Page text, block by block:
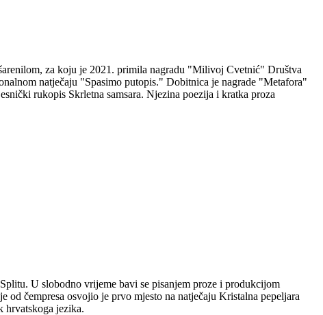
za koju je 2021. primila nagradu "Milivoj Cvetnić" Društva
natječaju "Spasimo putopis." Dobitnica je nagrade "Metafora"
rukopis Skrletna samsara. Njezina poezija i kratka proza
U slobodno vrijeme bavi se pisanjem proze i produkcijom
čempresa osvojio je prvo mjesto na natječaju Kristalna pepeljara
hrvatskoga jezika.